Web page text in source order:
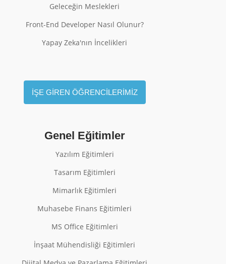
Geleceğin Meslekleri
Front-End Developer Nasıl Olunur?
Yapay Zeka'nın İncelikleri
İŞE GİREN ÖĞRENCİLERİMİZ
Genel Eğitimler
Yazılım Eğitimleri
Tasarım Eğitimleri
Mimarlık Eğitimleri
Muhasebe Finans Eğitimleri
MS Office Eğitimleri
İnşaat Mühendisliği Eğitimleri